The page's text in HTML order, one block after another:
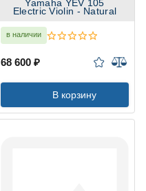
Yamaha YEV 105
Electric Violin - Natural
в наличии
68 600 ₽
В корзину